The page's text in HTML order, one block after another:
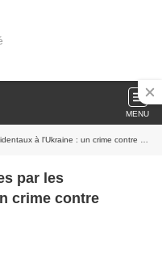
MENU
: un crime contre l'humanité, par Jean Lévy
crime contre